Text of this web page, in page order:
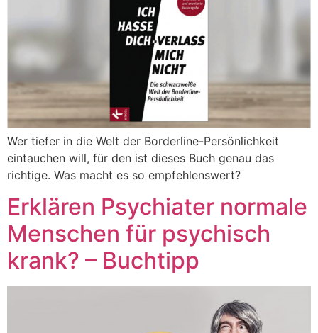
Wer tiefer in die Welt der Borderline-Persönlichkeit
eintauchen will, für den ist dieses Buch genau das
richtige. Was macht es so empfehlenswert?
Erklären Psychiater normale
Menschen für psychisch
krank? – Buchtipp